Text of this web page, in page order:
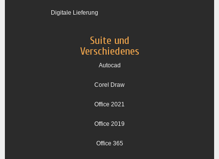
Digitale Lieferung
Suite und
Verschiedenes
Autocad
Corel Draw
Office 2021
Office 2019
Office 365